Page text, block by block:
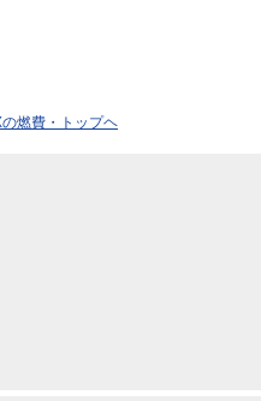
燃費・トップヘ